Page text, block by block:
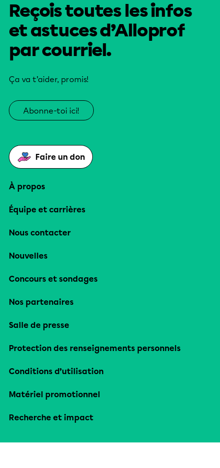
Reçois toutes les infos
et astuces d’Alloprof
par courriel.
Ça va t’aider, promis!
Abonne-toi ici!
Faire un don
À propos
Équipe et carrières
Nous contacter
Nouvelles
Concours et sondages
Nos partenaires
Salle de presse
Protection des renseignements personnels
Conditions d’utilisation
Matériel promotionnel
Recherche et impact